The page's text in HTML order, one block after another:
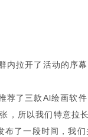
拉开了活动的序幕
了三款Al绘画软
，所以我们特意拉
了一段时间，我